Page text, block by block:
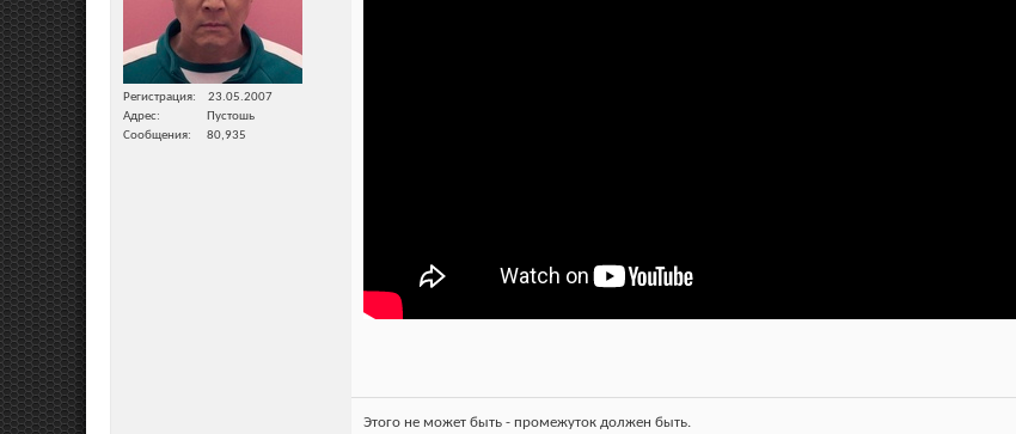
Регистрация
23.05.2007
Адрес
Пустошь
Сообщения
80,935
Этого не может быть - промежуток должен быть.